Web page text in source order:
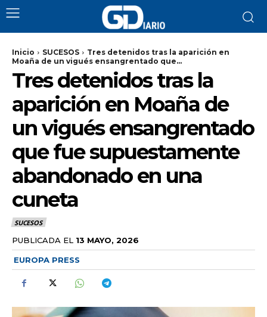
Inicio SUCESOS
Tres detenidos tras la aparición en
Moaña de un vigués ensangrentado que...
Tres detenidos tras la
aparición en Moaña de
un vigués ensangrentado
que fue supuestamente
abandonado en una
cuneta
SUCESOS
PUBLICADA EL 13 MAYO, 2026
EUROPA PRESS